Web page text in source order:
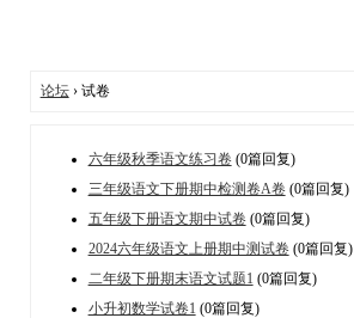
论坛› 试卷
六年级秋季语文练习卷(0篇回复)
三年级语文下册期中检测卷A卷(0篇回复)
五年级下册语文期中试卷(0篇回复)
2024六年级语文上册期中测试卷(0篇回复)
二年级下册期末语文试题1 (0篇回复)
小升初数学试卷1 (0篇回复)